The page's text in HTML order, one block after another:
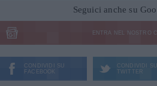
Seguici anche su
ENTRA NEL NOSTRO
CONDIVIDI SU
FACEBOOK
CONDIVIDI SU
TWITTER